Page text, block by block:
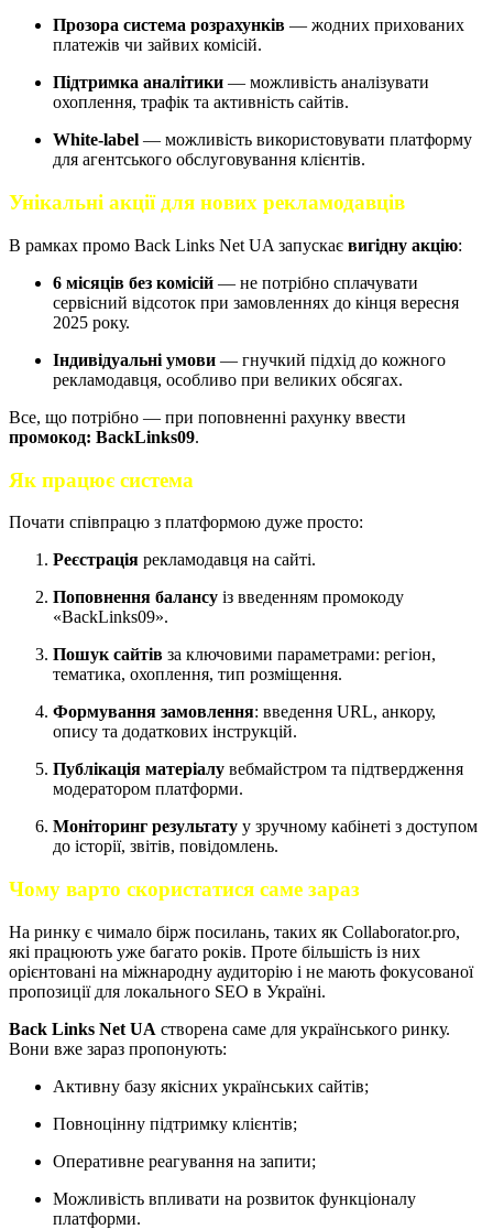
Прозора система розрахунків — жодних прихованих
платежів чи зайвих комісій.
Підтримка аналітики — можливість аналізувати
охоплення, трафік та активність сайтів.
White-label — можливість використовувати платформу
для агентського обслуговування клієнтів.
Унікальні акції для нових рекламодавців
В рамках промо Back Links Net UA запускає вигідну акцію:
6 місяців без комісій — не потрібно сплачувати
сервісний відсоток при замовленнях до кінця вересня
2025 року.
Індивідуальні умови — гнучкий підхід до кожного
рекламодавця, особливо при великих обсягах.
Все, що потрібно — при поповненні рахунку ввести
промокод: BackLinks09.
Як працює система
Почати співпрацю з платформою дуже просто:
Реєстрація рекламодавця на сайті.
Поповнення балансу із введенням промокоду
«BackLinks09».
Пошук сайтів за ключовими параметрами: регіон,
тематика, охоплення, тип розміщення.
Формування замовлення: введення URL, анкору,
опису та додаткових інструкцій.
Публікація матеріалу вебмайстром та підтвердження
модератором платформи.
Моніторинг результату у зручному кабінеті з доступом
до історії, звітів, повідомлень.
Чому варто скористатися саме зараз
На ринку є чимало бірж посилань, таких як Collaborator.pro,
які працюють уже багато років. Проте більшість із них
орієнтовані на міжнародну аудиторію і не мають фокусованої
пропозиції для локального SEO в Україні.
Back Links Net UA створена саме для українського ринку.
Вони вже зараз пропонують:
Активну базу якісних українських сайтів;
Повноцінну підтримку клієнтів;
Оперативне реагування на запити;
Можливість впливати на розвиток функціоналу
платформи.